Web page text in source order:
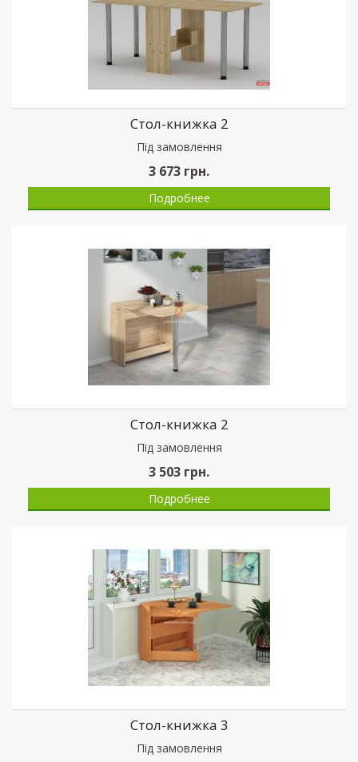
Стол-книжка 2
Пiд замовлення
3 673 грн.
Подробнее
Стол-книжка 2
Пiд замовлення
3 503 грн.
Подробнее
Стол-книжка 3
Пiд замовлення